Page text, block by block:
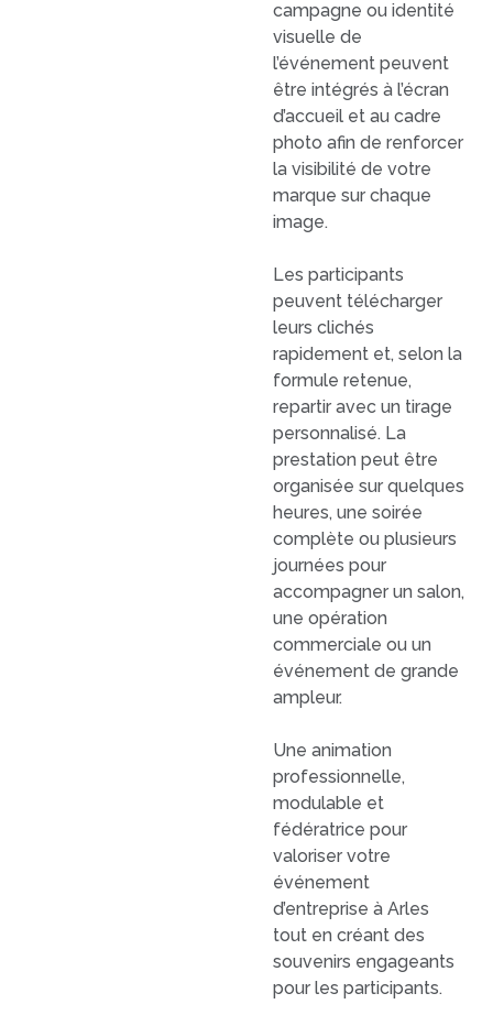
campagne ou identité
visuelle de
l’événement peuvent
être intégrés à l’écran
d’accueil et au cadre
photo afin de renforcer
la visibilité de votre
marque sur chaque
image.
Les participants
peuvent télécharger
leurs clichés
rapidement et, selon la
formule retenue,
repartir avec un tirage
personnalisé. La
prestation peut être
organisée sur quelques
heures, une soirée
complète ou plusieurs
journées pour
accompagner un salon,
une opération
commerciale ou un
événement de grande
ampleur.
Une animation
professionnelle,
modulable et
fédératrice pour
valoriser votre
événement
d’entreprise à Arles
tout en créant des
souvenirs engageants
pour les participants.